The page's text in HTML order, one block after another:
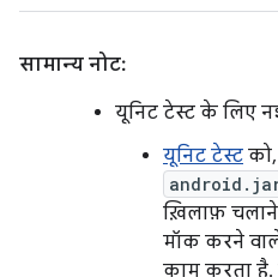
सामान्य नोट:
यूनिट टेस्ट के लिए
यूनिट टेस्ट को,
ख़िलाफ़ चलाने
मॉक करने
काम करता